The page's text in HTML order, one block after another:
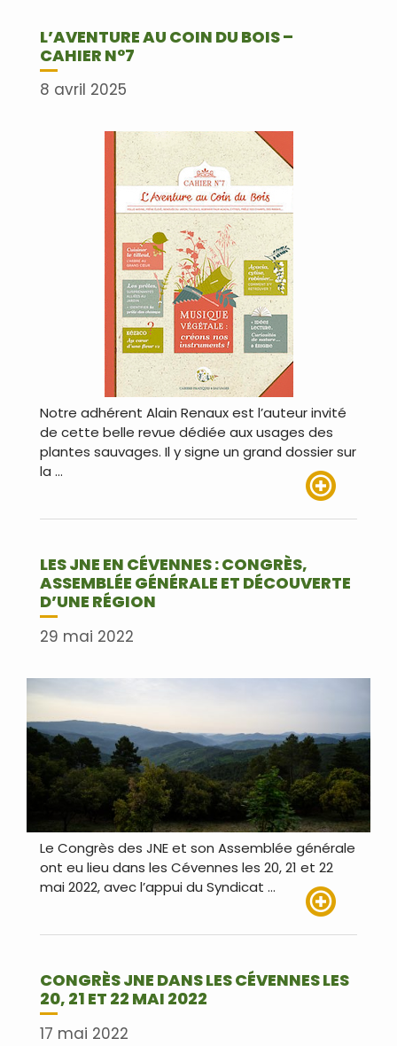
L’AVENTURE AU COIN DU BOIS –
CAHIER N°7
8 avril 2025
Notre adhérent Alain Renaux est l’auteur invité
de cette belle revue dédiée aux usages des
plantes sauvages. Il y signe un grand dossier sur
la …
LES JNE EN CÉVENNES : CONGRÈS,
ASSEMBLÉE GÉNÉRALE ET DÉCOUVERTE
D’UNE RÉGION
29 mai 2022
Le Congrès des JNE et son Assemblée générale
ont eu lieu dans les Cévennes les 20, 21 et 22
mai 2022, avec l’appui du Syndicat …
CONGRÈS JNE DANS LES CÉVENNES LES
20, 21 ET 22 MAI 2022
17 mai 2022